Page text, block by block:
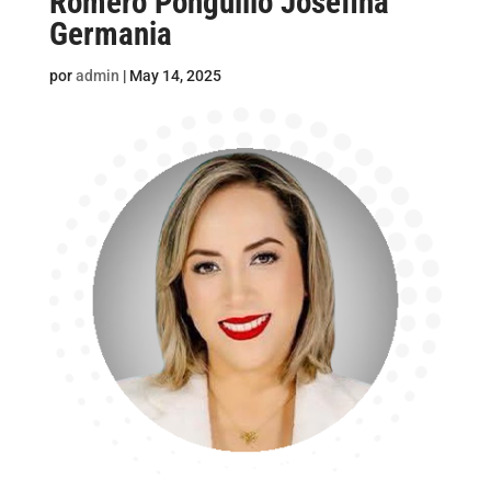
Germania
poradmin | May 14, 2025